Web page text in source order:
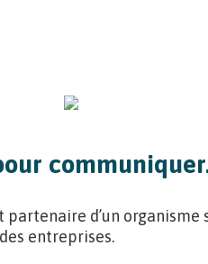
partenaire d’un organisme
entreprises.